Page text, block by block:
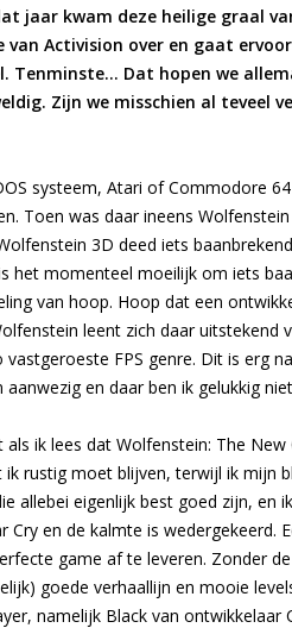
jaar kwam deze heilige graal
Activision over en gaat
Tenminste… Dat hopen we
Zijn we misschien al teveel
systeem, Atari of Commodore
Toen was daar ineens
3D deed iets
het momenteel moeilijk om iets
van hoop. Hoop dat een
leent zich daar uitstekend
FPS genre. Dit is erg
en daar ben ik gelukkig
ik lees dat Wolfenstein: The New
rustig moet blijven, terwijl ik mijn
allebei eigenlijk best goed zijn, en
en de kalmte is wedergekeerd.
game af te leveren. Zonder
goede verhaallijn en mooie
namelijk Black van ontwikkelaar